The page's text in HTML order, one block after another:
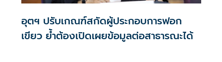
อุตฯ ปรับเกณฑ์สกัดผู้ประกอบการฟอก
เขียว ย้ำต้องเปิดเผยข้อมูลต่อสาธารณะได้